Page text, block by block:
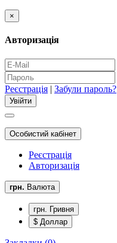
×
Авторизація
Реєстрація | Забули пароль?
Особистий кабінет
Реєстрація
Авторизація
грн. Валюта
грн. Гривня
$ Доллар